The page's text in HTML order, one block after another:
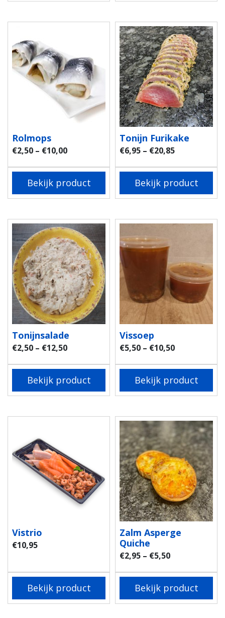
Rolmops
€2,50 – €10,00
Bekijk product
Tonijn Furikake
€6,95 – €20,85
Bekijk product
Tonijnsalade
€2,50 – €12,50
Bekijk product
Vissoep
€5,50 – €10,50
Bekijk product
Vistrio
€10,95
Bekijk product
Zalm Asperge
Quiche
€2,95 – €5,50
Bekijk product